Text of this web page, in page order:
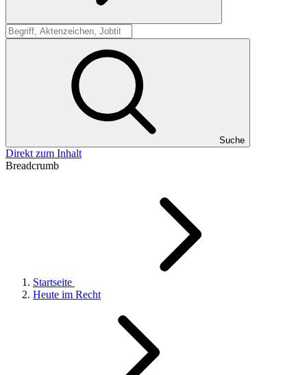
Suche
Suche
Direkt zum Inhalt
Breadcrumb
Startseite
Heute im Recht